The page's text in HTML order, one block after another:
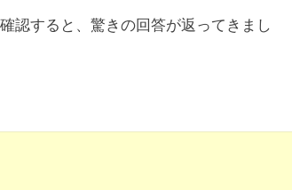
認すると、驚きの回答が返ってきまし